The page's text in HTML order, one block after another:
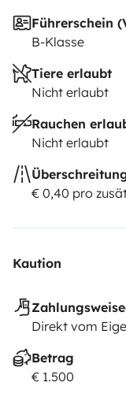
Führerschein
B-Klasse
Tiere erlaubt
Nicht erlaubt
Rauchen
Nicht erlaubt
€ 0,40 pro
Kaution
Direkt vom
Betrag
€ 1.500